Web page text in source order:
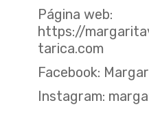
Página web:
https://
tarica.com
Facebook:
Instagram: